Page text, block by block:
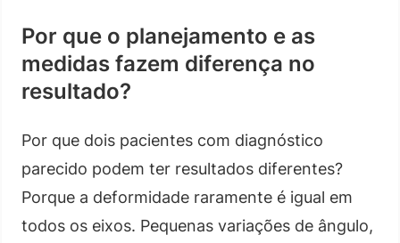
Por que o planejamento e as
medidas fazem diferença no
resultado?
Por que dois pacientes com diagnóstico
parecido podem ter resultados diferentes?
Porque a deformidade raramente é igual em
todos os eixos. Pequenas variações de ângulo,